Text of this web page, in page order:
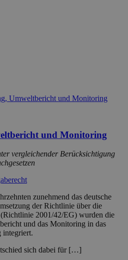
und Monitoring
vergleichender Berücksichtigung
zunehmend das deutsche
der Richtlinie über die
2001/42/EG) wurden die
und das Monitoring in das
integriert.
sich dabei für […]